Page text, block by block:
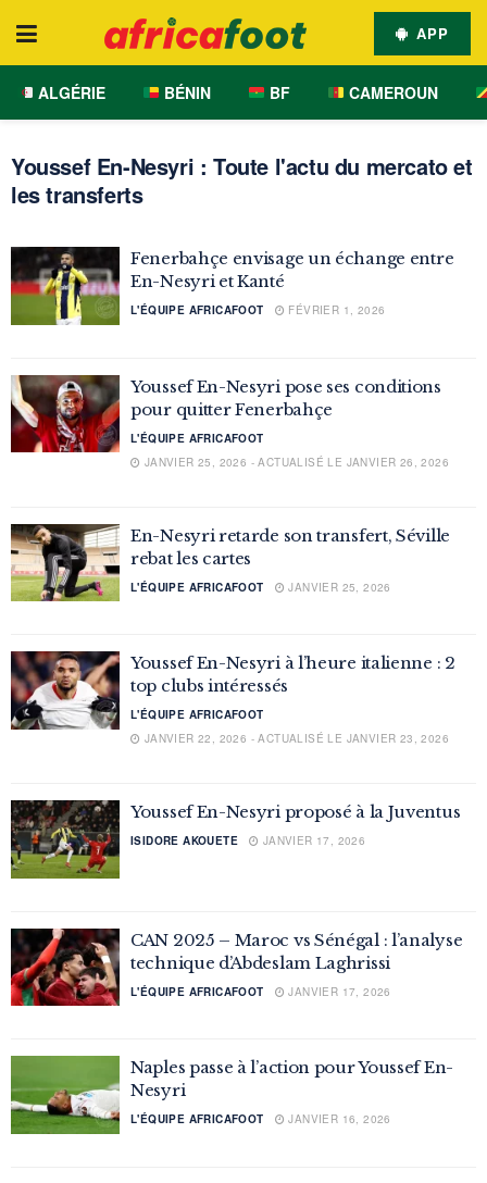
APP
ALGÉRIE BÉNIN BF CAMEROUN
Youssef En-Nesyri : Toute l'actu du mercato et
les transferts
Fenerbahçe envisage un échange entre
En-Nesyri et Kanté
L'ÉQUIPE AFRICAFOOT FÉVRIER 1, 2026
Youssef En-Nesyri pose ses conditions
pour quitter Fenerbahçe
L'ÉQUIPE AFRICAFOOT
JANVIER 25, 2026 - ACTUALISÉ LE JANVIER 26, 2026
En-Nesyri retarde son transfert, Séville
rebat les cartes
L'ÉQUIPE AFRICAFOOT JANVIER 25, 2026
Youssef En-Nesyri à l’heure italienne : 2
top clubs intéressés
L'ÉQUIPE AFRICAFOOT
JANVIER 22, 2026 - ACTUALISÉ LE JANVIER 23, 2026
Youssef En-Nesyri proposé à la Juventus
ISIDORE AKOUETE JANVIER 17, 2026
CAN 2025 – Maroc vs Sénégal : l’analyse
technique d’Abdeslam Laghrissi
L'ÉQUIPE AFRICAFOOT JANVIER 17, 2026
Naples passe à l’action pour Youssef En-
Nesyri
L'ÉQUIPE AFRICAFOOT JANVIER 16, 2026